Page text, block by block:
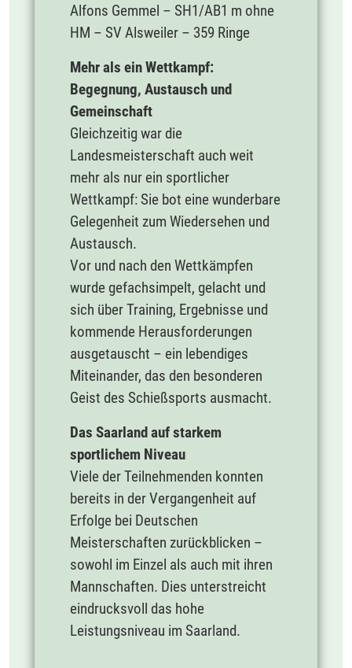
Alfons Gemmel – SH1/AB1 m ohne
HM – SV Alsweiler – 359 Ringe
Mehr als ein Wettkampf:
Begegnung, Austausch und
Gemeinschaft
Gleichzeitig war die
Landesmeisterschaft auch weit
mehr als nur ein sportlicher
Wettkampf: Sie bot eine wunderbare
Gelegenheit zum Wiedersehen und
Austausch.
Vor und nach den Wettkämpfen
wurde gefachsimpelt, gelacht und
sich über Training, Ergebnisse und
kommende Herausforderungen
ausgetauscht – ein lebendiges
Miteinander, das den besonderen
Geist des Schießsports ausmacht.
Das Saarland auf starkem
sportlichem Niveau
Viele der Teilnehmenden konnten
bereits in der Vergangenheit auf
Erfolge bei Deutschen
Meisterschaften zurückblicken –
sowohl im Einzel als auch mit ihren
Mannschaften. Dies unterstreicht
eindrucksvoll das hohe
Leistungsniveau im Saarland.